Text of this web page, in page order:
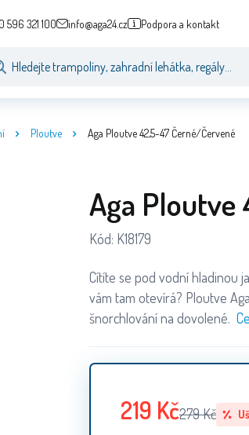
596 321 100 info@aga24.cz Podpora a kontakt
Ploutve Aga Ploutve 42,5-47 Černé/Červené
Aga Ploutve
Kód: K18179
Cítíte se pod vodní hladinou
vám tam otevírá? Ploutve
šnorchlování na dovolené.
219 Kč279Kč